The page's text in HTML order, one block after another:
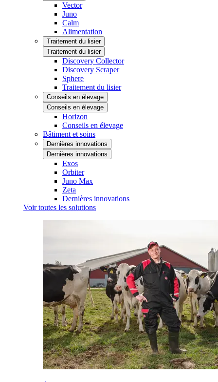
Vector
Juno
Calm
Alimentation
Traitement du lisier
Traitement du lisier
Discovery Collector
Discovery Scraper
Sphere
Traitement du lisier
Conseils en élevage
Conseils en élevage
Horizon
Conseils en élevage
Bâtiment et soins
Dernières innovations
Dernières innovations
Exos
Orbiter
Juno Max
Zeta
Dernières innovations
Voir toutes les solutions